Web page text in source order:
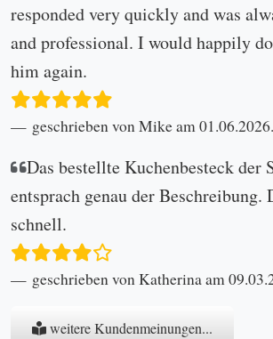
responded very quickly and was
and professional. I would happily
him again.
geschrieben von Mike am 01.06.2026.
Das bestellte Kuchenbesteck der
entsprach genau der Beschreibung.
schnell.
geschrieben von Katherina am
weitere Kundenmeinungen...